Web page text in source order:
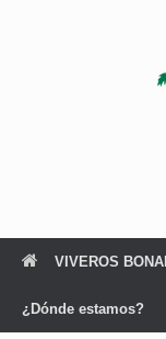
VIVEROS
¿Dónde estamos?